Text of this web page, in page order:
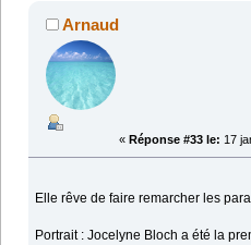
Arnaud
« Réponse #33 le: 17
Elle rêve de faire remarcher les
Portrait : Jocelyne Bloch a été la